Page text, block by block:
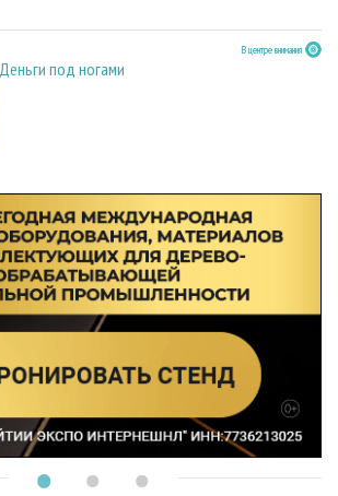
В центре внимания
Деньги под ногами